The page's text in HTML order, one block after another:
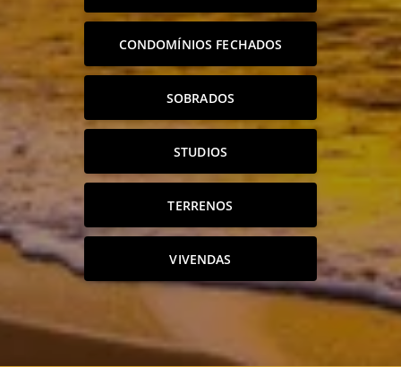
CONDOMÍNIOS FECHADOS
SOBRADOS
STUDIOS
TERRENOS
VIVENDAS